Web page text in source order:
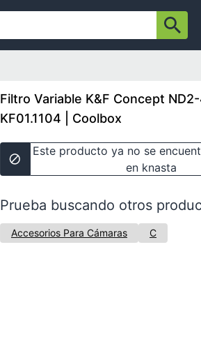
Filtro Variable K&F Concept
KF01.1104 | Coolbox
Este producto ya no se
en knasta
Prueba buscando otros
Accesorios Para Cámaras C